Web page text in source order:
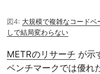
図4: 大規模で複雑なコード
しで結局変わらない
METRのリサーチ が示
ベンチマークでは優れ